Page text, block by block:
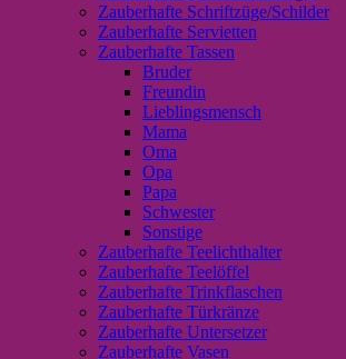
Zauberhafte Schriftzüge/Schilder
Zauberhafte Servietten
Zauberhafte Tassen
Bruder
Freundin
Lieblingsmensch
Mama
Oma
Opa
Papa
Schwester
Sonstige
Zauberhafte Teelichthalter
Zauberhafte Teelöffel
Zauberhafte Trinkflaschen
Zauberhafte Türkränze
Zauberhafte Untersetzer
Zauberhafte Vasen